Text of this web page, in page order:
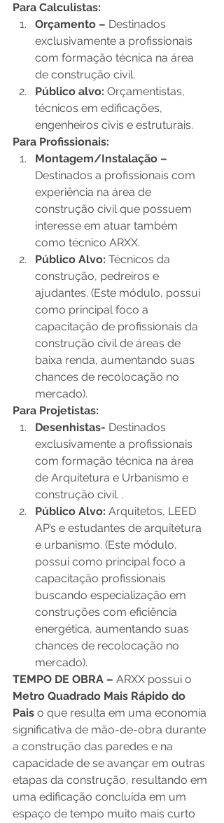
Para Calculistas:
Orçamento – Destinados
exclusivamente a profissionais
com formação técnica na área
de construção civil.
Público alvo: Orçamentistas,
técnicos em edificações,
engenheiros civis e estruturais.
Para Profissionais:
Montagem/Instalação –
Destinados a profissionais com
experiência na área de
construção civil que possuem
interesse em atuar também
como técnico ARXX.
Público Alvo: Técnicos da
construção, pedreiros e
ajudantes. (Este módulo, possui
como principal foco a
capacitação de profissionais da
construção civil de áreas de
baixa renda, aumentando suas
chances de recolocação no
mercado).
Para Projetistas:
Desenhistas- Destinados
exclusivamente a profissionais
com formação técnica na área
de Arquitetura e Urbanismo e
construção civil. .
Público Alvo: Arquitetos, LEED
AP’s e estudantes de arquitetura
e urbanismo. (Este módulo,
possui como principal foco a
capacitação profissionais
buscando especialização em
construções com eficiência
energética, aumentando suas
chances de recolocação no
mercado).
TEMPO DE OBRA – ARXX possui o
Metro Quadrado Mais Rápido do
Pais o que resulta em uma economia
significativa de mão-de-obra durante
a construção das paredes e na
capacidade de se avançar em outras
etapas da construção, resultando em
uma edificação concluída em um
espaço de tempo muito mais curto